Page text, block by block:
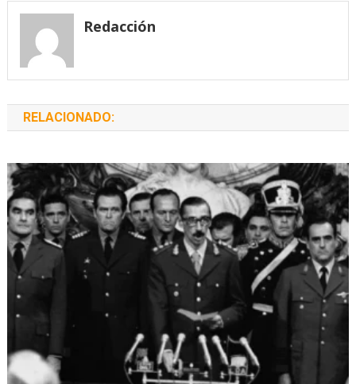
entradas
Redacción
RELACIONADO: